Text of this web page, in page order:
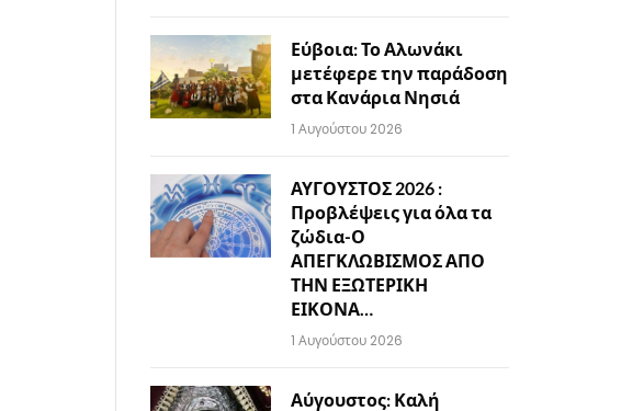
Εύβοια: Το Αλωνάκι
μετέφερε την παράδοση
στα Κανάρια Νησιά
1 Αυγούστου 2026
ΑΥΓΟΥΣΤΟΣ 2026 :
Προβλέψεις για όλα τα
ζώδια-Ο
ΑΠΕΓΚΛΩΒΙΣΜΟΣ ΑΠΟ
ΤΗΝ ΕΞΩΤΕΡΙΚΗ
ΕΙΚΟΝΑ…
1 Αυγούστου 2026
Αύγουστος: Καλή